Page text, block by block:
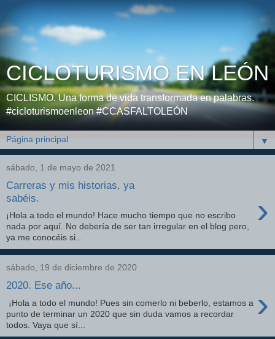
CICLOTURISMO EN LEÓN
CICLISMO. Una forma de vida transformada en palabras.
#cicloturismoenleon #CCASFALTOLEÓN
▼
sábado, 1 de mayo de 2021
Carreras y mis historias, ya
sabéis.
›
¡Hola a todo el mundo! Hace mucho tiempo que no escribo
nada por aquí. No debería de ser tan irregular en el blog pero,
ya me conocéis si...
sábado, 19 de diciembre de 2020
2020. Ese año... ›
¡Hola a todo el mundo! Pues sin comerlo ni beberlo, estamos a
punto de terminar un 2020 que sin duda vamos a recordar
todos. Vaya que sí...